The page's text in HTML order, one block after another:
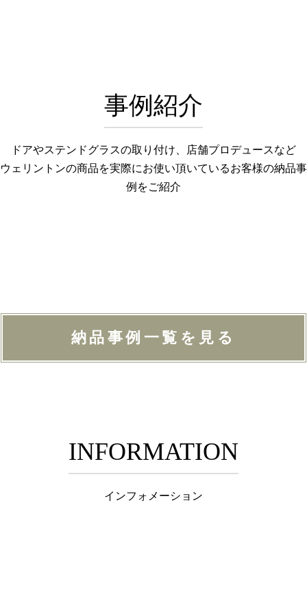
事例紹介
ドアやステンドグラスの取り付け、店舗プロデュースなど
ウェリントンの商品を実際にお使い頂いているお客様の納品事
例をご紹介
納品事例一覧を見る
INFORMATION
インフォメーション